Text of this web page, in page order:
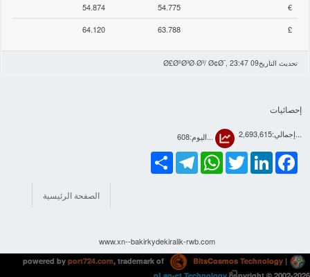
€
54.775
54.874
£
63.788
64.120
تحديث التاريخ09 Ø£ØºØ³Ø·Ø³/ Ø¢Ø¨, 23:47
إحصائيات
...اليوم:608 ...إجمالي:2,693,615
الصفحة الرئيسية
Facebook
LinkedIn
Twitter
WhatsApp
Telegram
Share
www.xn--bakirkydekiralik-rwb.com
powered by port724.com, trademark of BitsCosmos Technology |